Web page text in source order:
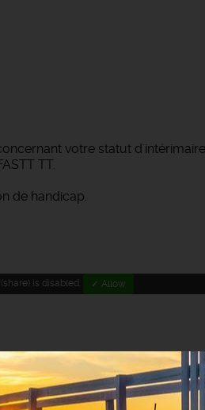
votre statut
TT.
de handicap.
is disabled. ✓ Allow